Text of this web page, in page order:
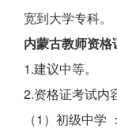
宽到大学专科。
内蒙古教师资
1.建议中等。
2.资格证考试内
（1）初级中